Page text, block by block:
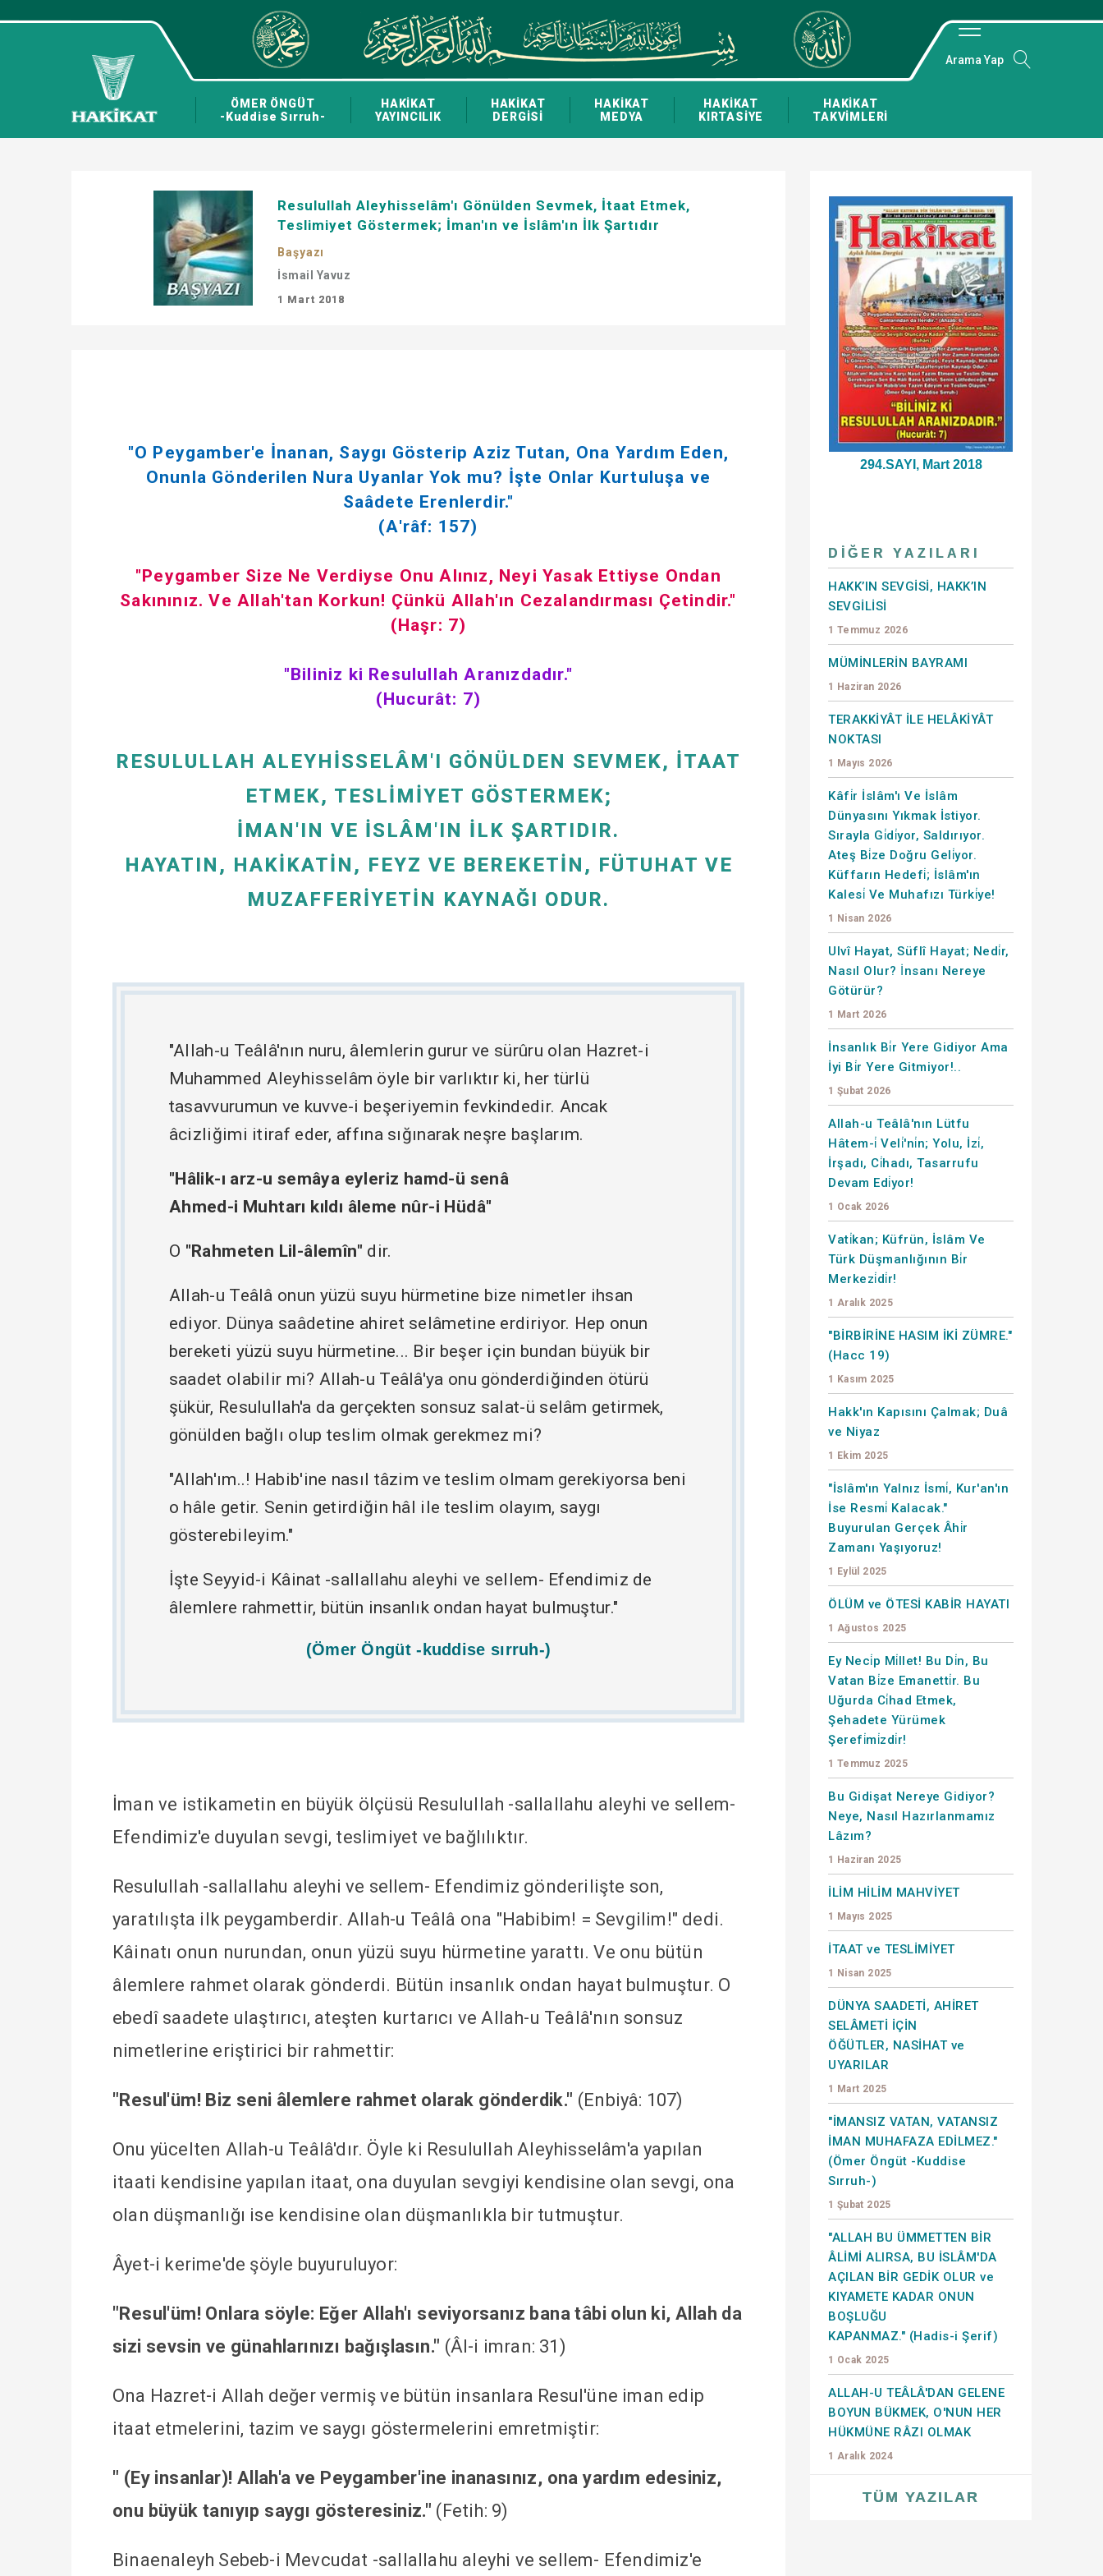
ÖMER ÖNGÜT
-Kuddise Sırruh-
HAKİKAT
YAYINCILIK
HAKİKAT
DERGİSİ
HAKİKAT
MEDYA
HAKİKAT
KIRTASİYE
HAKİKAT
TAKVİMLERİ
Arama Yap
Resulullah Aleyhisselâm'ı Gönülden Sevmek, İtaat Etmek,
Teslimiyet Göstermek; İman'ın ve İslâm'ın İlk Şartıdır
Başyazı
İsmail Yavuz
1 Mart 2018
"O Peygamber'e İnanan, Saygı Gösterip Aziz Tutan, Ona Yardım Eden,
Onunla Gönderilen Nura Uyanlar Yok mu? İşte Onlar Kurtuluşa ve
Saâdete Erenlerdir."
(A'râf: 157)
"Peygamber Size Ne Verdiyse Onu Alınız, Neyi Yasak Ettiyse Ondan
Sakınınız. Ve Allah'tan Korkun! Çünkü Allah'ın Cezalandırması Çetindir."
(Haşr: 7)
"Biliniz ki Resulullah Aranızdadır."
(Hucurât: 7)
RESULULLAH ALEYHISSELÂM'I GÖNÜLDEN SEVMEK, İTAAT
ETMEK, TESLIMIYET GÖSTERMEK;
İMAN'IN VE İSLÂM'IN İLK ŞARTIDIR.
HAYATIN, HAKIKATIN, FEYZ VE BEREKETIN, FÜTUHAT VE
MUZAFFERIYETIN KAYNAĞI ODUR.
"Allah-u Teâlâ'nın nuru, âlemlerin gurur ve sürûru olan Hazret-i
Muhammed Aleyhisselâm öyle bir varlıktır ki, her türlü
tasavvurumun ve kuvve-i beşeriyemin fevkindedir. Ancak
âcizliğimi itiraf eder, affına sığınarak neşre başlarım.
"Hâlik-ı arz-u semâya eyleriz hamd-ü senâ
Ahmed-i Muhtarı kıldı âleme nûr-i Hüdâ"
O "Rahmeten Lil-âlemîn" dir.
Allah-u Teâlâ onun yüzü suyu hürmetine bize nimetler ihsan
ediyor. Dünya saâdetine ahiret selâmetine erdiriyor. Hep onun
bereketi yüzü suyu hürmetine... Bir beşer için bundan büyük bir
saadet olabilir mi? Allah-u Teâlâ'ya onu gönderdiğinden ötürü
şükür, Resulullah'a da gerçekten sonsuz salat-ü selâm getirmek,
gönülden bağlı olup teslim olmak gerekmez mi?
"Allah'ım..! Habib'ine nasıl tâzim ve teslim olmam gerekiyorsa beni
o hâle getir. Senin getirdiğin hâl ile teslim olayım, saygı
gösterebileyim."
İşte Seyyid-i Kâinat -sallallahu aleyhi ve sellem- Efendimiz de
âlemlere rahmettir, bütün insanlık ondan hayat bulmuştur."
(Ömer Öngüt -kuddise sırruh-)
İman ve istikametin en büyük ölçüsü Resulullah -sallallahu aleyhi ve sellem-
Efendimiz'e duyulan sevgi, teslimiyet ve bağlılıktır.
Resulullah -sallallahu aleyhi ve sellem- Efendimiz gönderilişte son,
yaratılışta ilk peygamberdir. Allah-u Teâlâ ona "Habibim! = Sevgilim!" dedi.
Kâinatı onun nurundan, onun yüzü suyu hürmetine yarattı. Ve onu bütün
âlemlere rahmet olarak gönderdi. Bütün insanlık ondan hayat bulmuştur. O
ebedî saadete ulaştırıcı, ateşten kurtarıcı ve Allah-u Teâlâ'nın sonsuz
nimetlerine eriştirici bir rahmettir:
"Resul'üm! Biz seni âlemlere rahmet olarak gönderdik." (Enbiyâ: 107)
Onu yücelten Allah-u Teâlâ'dır. Öyle ki Resulullah Aleyhisselâm'a yapılan
itaati kendisine yapılan itaat, ona duyulan sevgiyi kendisine olan sevgi, ona
olan düşmanlığı ise kendisine olan düşmanlıkla bir tutmuştur.
Âyet-i kerime'de şöyle buyuruluyor:
"Resul'üm! Onlara söyle: Eğer Allah'ı seviyorsanız bana tâbi olun ki, Allah da
sizi sevsin ve günahlarınızı bağışlasın." (Âl-i imran: 31)
Ona Hazret-i Allah değer vermiş ve bütün insanlara Resul'üne iman edip
itaat etmelerini, tazim ve saygı göstermelerini emretmiştir:
" (Ey insanlar)! Allah'a ve Peygamber'ine inanasınız, ona yardım edesiniz,
onu büyük tanıyıp saygı gösteresiniz." (Fetih: 9)
Binaenaleyh Sebeb-i Mevcudat -sallallahu aleyhi ve sellem- Efendimiz'e
294.SAYI, Mart 2018
DIĞER YAZILARI
HAKK’IN SEVGİSİ, HAKK’IN
SEVGİLİSİ
1 Temmuz 2026
MÜMİNLERİN BAYRAMI
1 Haziran 2026
TERAKKİYÂT İLE HELÂKİYÂT
NOKTASI
1 Mayıs 2026
Kâfi̇r İslâm'ı Ve İslâm
Dünyasını Yıkmak İstiyor.
Sırayla Gi̇di̇yor, Saldırıyor.
Ateş Bi̇ze Doğru Geli̇yor.
Küffarın Hedefi̇; İslâm'ın
Kalesi̇ Ve Muhafızı Türki̇ye!
1 Nisan 2026
Ulvî Hayat, Süflî Hayat; Nedi̇r,
Nasıl Olur? İnsanı Nereye
Götürür?
1 Mart 2026
İnsanlık Bi̇r Yere Gidiyor Ama
İyi Bi̇r Yere Gitmiyor!..
1 Şubat 2026
Allah-u Teâlâ'nın Lütfu
Hâtem-i̇ Veli̇'ni̇n; Yolu, İzi̇,
İrşadı, Ci̇hadı, Tasarrufu
Devam Edi̇yor!
1 Ocak 2026
Vati̇kan; Küfrün, İslâm Ve
Türk Düşmanlığının Bi̇r
Merkezi̇di̇r!
1 Aralık 2025
"BİRBİRİNE HASIM İKİ ZÜMRE."
(Hacc 19)
1 Kasım 2025
Hakk'ın Kapısını Çalmak; Duâ
ve Niyaz
1 Ekim 2025
"İslâm'ın Yalnız İsmi̇, Kur'an'ın
İse Resmi̇ Kalacak."
Buyurulan Gerçek Âhi̇r
Zamanı Yaşıyoruz!
1 Eylül 2025
ÖLÜM ve ÖTESİ KABİR HAYATI
1 Ağustos 2025
Ey Neci̇p Mi̇llet! Bu Di̇n, Bu
Vatan Bi̇ze Emanetti̇r. Bu
Uğurda Ci̇had Etmek,
Şehadete Yürümek
Şerefi̇mi̇zdi̇r!
1 Temmuz 2025
Bu Gidişat Nereye Gidiyor?
Neye, Nasıl Hazırlanmamız
Lâzım?
1 Haziran 2025
İLİM HİLİM MAHVİYET
1 Mayıs 2025
İTAAT ve TESLİMİYET
1 Nisan 2025
DÜNYA SAADETİ, AHİRET
SELÂMETİ İÇİN
ÖĞÜTLER, NASİHAT ve
UYARILAR
1 Mart 2025
"İMANSIZ VATAN, VATANSIZ
İMAN MUHAFAZA EDİLMEZ."
(Ömer Öngüt -Kuddise
Sırruh-)
1 Şubat 2025
"ALLAH BU ÜMMETTEN BİR
ÂLİMİ ALIRSA, BU İSLÂM'DA
AÇILAN BİR GEDİK OLUR ve
KIYAMETE KADAR ONUN
BOŞLUĞU
KAPANMAZ." (Hadis-i Şerif)
1 Ocak 2025
ALLAH-U TEÂLÂ'DAN GELENE
BOYUN BÜKMEK, O'NUN HER
HÜKMÜNE RÂZI OLMAK
1 Aralık 2024
TÜM YAZILAR